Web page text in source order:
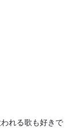
れる歌も好きで